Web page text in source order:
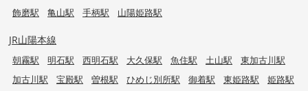
飾磨駅
亀山駅 手柄駅 山陽姫路駅
JR山陽本線
朝霧駅 明石駅 西明石駅 大久保駅 魚住駅 土山駅
東加古川駅
加古川駅
宝殿駅 曽根駅 ひめじ別所駅 御着駅 東姫路駅
姫路駅